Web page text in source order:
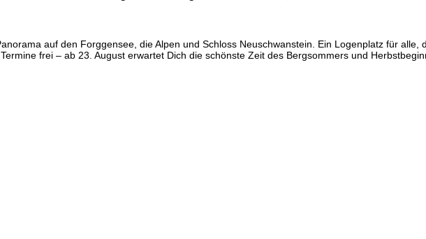
auf den Forggensee, die Alpen und Schloss Neuschwanstein. Ein Logenplatz für alle,
frei – ab 23. August erwartet Dich die schönste Zeit des Bergsommers und